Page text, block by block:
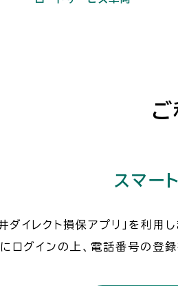
スマー
イレクト損保アプリ」を利用し
にログインの上、電話番号の